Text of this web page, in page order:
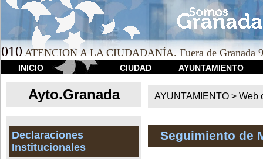
010 ATENCION A LA CIUDADANÍA. Fuera de Granada
INICIO CIUDAD AYUNTAMIENTO
Ayto.Granada
Declaraciones
Institucionales
AYUNTAMIENTO > Web
Seguimiento de